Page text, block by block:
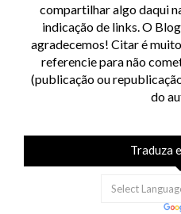
compartilhar algo daqui
indicação de links. O
agradecemos! Citar é
referencie para não
(publicação ou
do
Traduza